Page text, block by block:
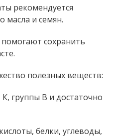
рекомендуется
масла и семян.
сохранить
полезных веществ:
группы В и достаточно
белки, углеводы,